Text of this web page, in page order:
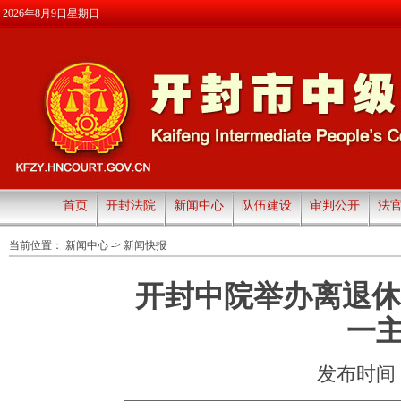
2026年8月9日星期日
首页 开封法院 新闻中心 队伍建设 审判公开 法
当前位置： 新闻中心 -> 新闻快报
开封中院举办离退
一
发布时间